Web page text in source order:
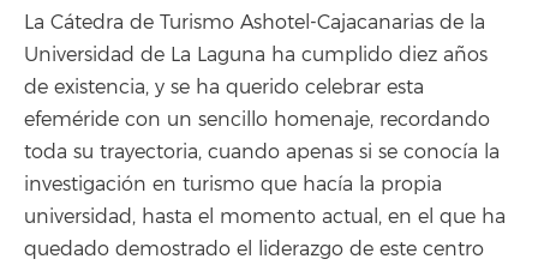
La Cátedra de Turismo Ashotel-Cajacanarias de la
Universidad de La Laguna ha cumplido diez años
de existencia, y se ha querido celebrar esta
efeméride con un sencillo homenaje, recordando
toda su trayectoria, cuando apenas si se conocía la
investigación en turismo que hacía la propia
universidad, hasta el momento actual, en el que ha
quedado demostrado el liderazgo de este centro